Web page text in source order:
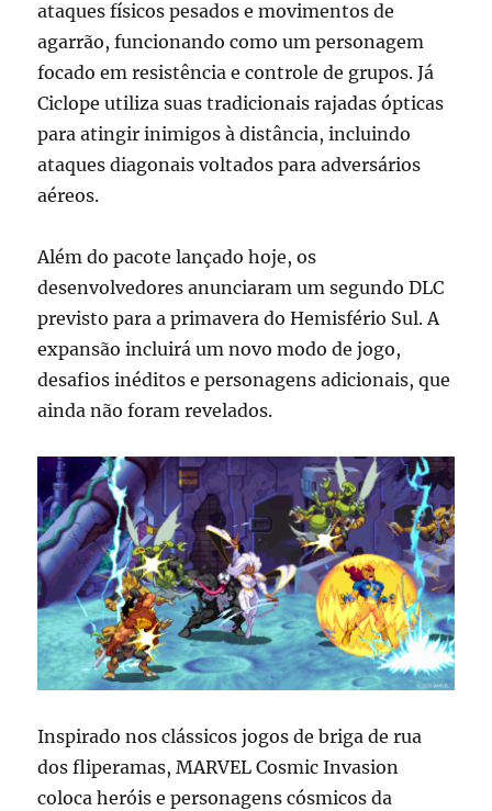
ataques físicos pesados e movimentos de
agarrão, funcionando como um personagem
focado em resistência e controle de grupos. Já
Ciclope utiliza suas tradicionais rajadas ópticas
para atingir inimigos à distância, incluindo
ataques diagonais voltados para adversários
aéreos.
Além do pacote lançado hoje, os
desenvolvedores anunciaram um segundo DLC
previsto para a primavera do Hemisfério Sul. A
expansão incluirá um novo modo de jogo,
desafios inéditos e personagens adicionais, que
ainda não foram revelados.
Inspirado nos clássicos jogos de briga de rua
dos fliperamas,MARVEL Cosmic Invasion
coloca heróis e personagens cósmicos da